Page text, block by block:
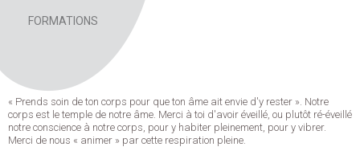
FORMATIONS
« Prends soin de ton corps pour que ton âme ait envie d'y rester ». Notre
corps est le temple de notre âme. Merci à toi d'avoir éveillé, ou plutôt ré-éveillé
notre conscience à notre corps, pour y habiter pleinement, pour y vibrer.
Merci de nous « animer » par cette respiration pleine.